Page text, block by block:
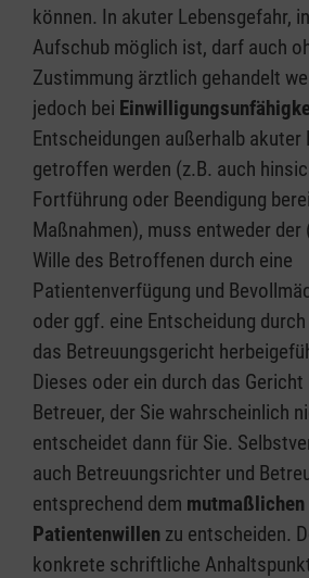
können. In akuter Lebensgefahr,
Aufschub möglich ist, darf auch
Zustimmung ärztlich gehandelt
jedoch bei
Entscheidungen außerhalb akuter
getroffen werden (z.B. auch
Fortführung oder Beendigung
Maßnahmen), muss entweder
Wille des Betroffenen durch eine
Patientenverfügung und
oder ggf. eine Entscheidung durch
das Betreuungsgericht
Dieses oder ein durch das
Betreuer, der Sie wahrscheinlich
entscheidet dann für Sie.
auch Betreuungsrichter und
entsprechend dem mutmaßlichen
Patientenwillen zu entscheiden.
konkrete schriftliche